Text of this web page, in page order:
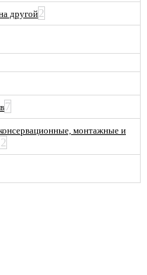
другой2
7
монтажные и